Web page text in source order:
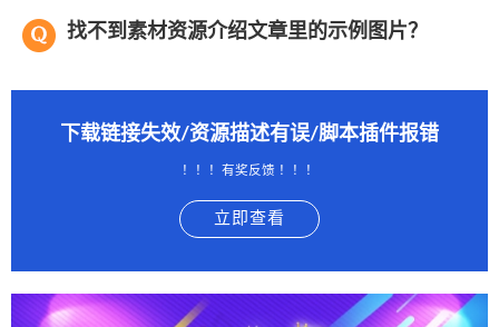
找不到素材资源介绍文章里的示例图片？
下载链接失效/资源描述有误/脚本插件报错
！！！有奖反馈 ！！！
立即查看